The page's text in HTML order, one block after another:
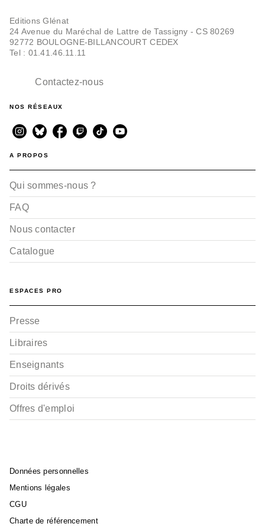
Editions Glénat
24 Avenue du Maréchal de Lattre de Tassigny - CS 80269
92772 BOULOGNE-BILLANCOURT CEDEX
Tel : 01.41.46.11.11
Contactez-nous
NOS RÉSEAUX
A PROPOS
Qui sommes-nous ?
FAQ
Nous contacter
Catalogue
ESPACES PRO
Presse
Libraires
Enseignants
Droits dérivés
Offres d'emploi
Données personnelles
Mentions légales
CGU
Charte de référencement